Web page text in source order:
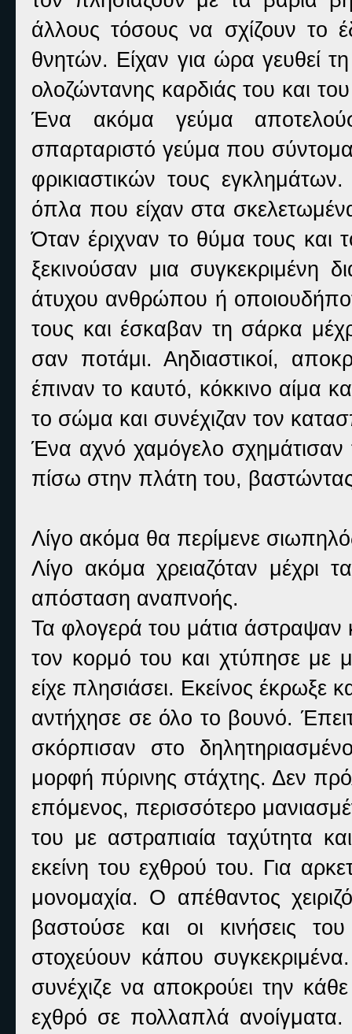
άλλους τόσους να σχίζουν το
θνητών. Είχαν για ώρα γευθεί
ολοζώντανης καρδιάς του και
Ένα ακόμα γεύμα
σπαρταριστό γεύμα που
φρικιαστικών τους
όπλα που είχαν στα
Όταν έριχναν το θύμα τους και
ξεκινούσαν μια συγκεκριμένη
άτυχου ανθρώπου ή
τους και έσκαβαν τη σάρκα
σαν ποτάμι. Αηδιαστικοί,
έπιναν το καυτό, κόκκινο αίμα
το σώμα και συνέχιζαν τον
Ένα αχνό χαμόγελο σχημάτισαν
πίσω στην πλάτη του,
Λίγο ακόμα θα περίμενε
Λίγο ακόμα χρειαζόταν μέχρι
απόσταση αναπνοής.
Τα φλογερά του μάτια
τον κορμό του και χτύπησε με
είχε πλησιάσει. Εκείνος
αντήχησε σε όλο το βουνό.
σκόρπισαν στο
μορφή πύρινης στάχτης. Δεν
επόμενος, περισσότερο
του με αστραπιαία ταχύτητα
εκείνη του εχθρού του. Για
μονομαχία. Ο απέθαντος
βαστούσε και οι κινήσεις
στοχεύουν κάπου
συνέχιζε να αποκρούει την
εχθρό σε πολλαπλά ανοίγματα.